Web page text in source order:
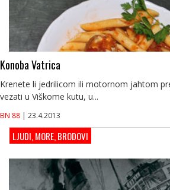
Konoba Vatrica
Krenete li jedrilicom ili motornom jahtom
vezati u Viškome kutu, u...
BN 88 | 23.4.2013
LJUDI, MORE, BRODOVI